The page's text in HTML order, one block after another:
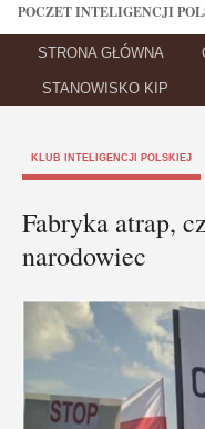
POCZET INTELIGENCJI
STRONA GŁÓWNA
STANOWISKO KIP
KLUB INTELIGENCJI POLSKIEJ
Fabryka atrap,
narodowiec